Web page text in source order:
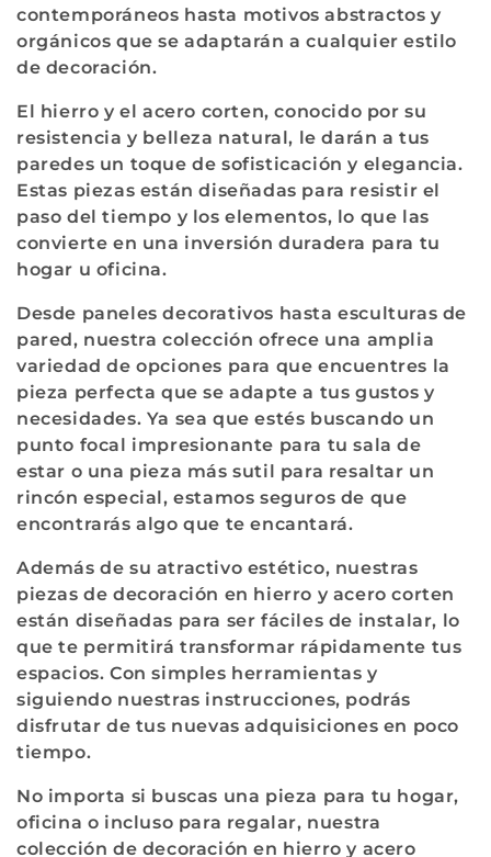
contemporáneos hasta motivos abstractos y
orgánicos que se adaptarán a cualquier estilo
de decoración.
El hierro y el acero corten, conocido por su
resistencia y belleza natural, le darán a tus
paredes un toque de sofisticación y elegancia.
Estas piezas están diseñadas para resistir el
paso del tiempo y los elementos, lo que las
convierte en una inversión duradera para tu
hogar u oficina.
Desde paneles decorativos hasta esculturas de
pared, nuestra colección ofrece una amplia
variedad de opciones para que encuentres la
pieza perfecta que se adapte a tus gustos y
necesidades. Ya sea que estés buscando un
punto focal impresionante para tu sala de
estar o una pieza más sutil para resaltar un
rincón especial, estamos seguros de que
encontrarás algo que te encantará.
Además de su atractivo estético, nuestras
piezas de decoración en hierro y acero corten
están diseñadas para ser fáciles de instalar, lo
que te permitirá transformar rápidamente tus
espacios. Con simples herramientas y
siguiendo nuestras instrucciones, podrás
disfrutar de tus nuevas adquisiciones en poco
tiempo.
No importa si buscas una pieza para tu hogar,
oficina o incluso para regalar, nuestra
colección de decoración en hierro y acero